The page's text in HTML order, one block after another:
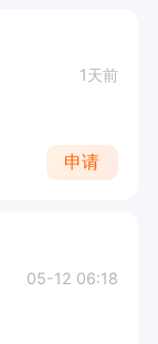
1天前
申请
05-12 06:18